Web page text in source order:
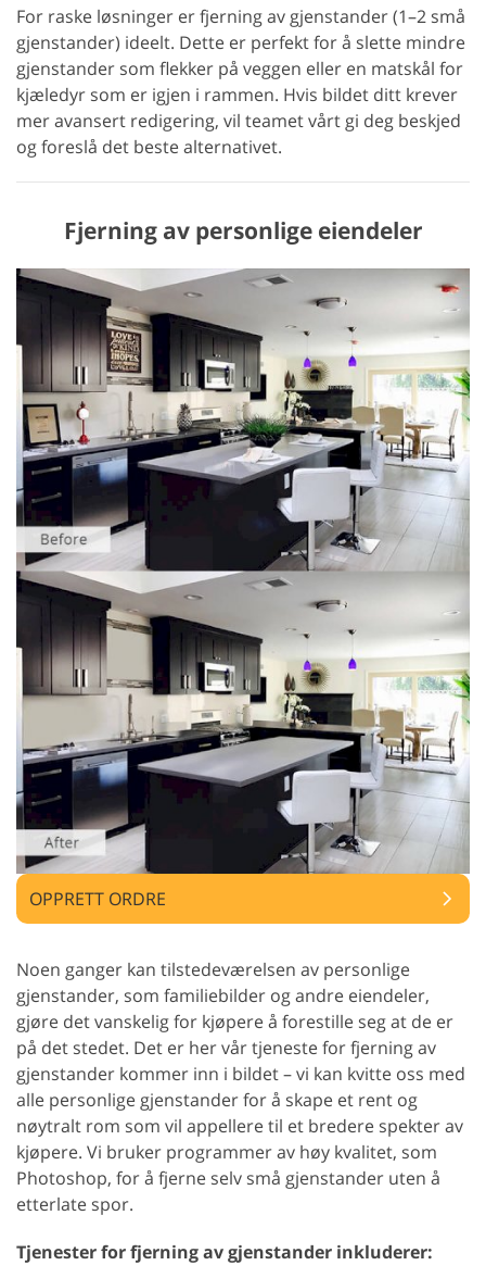
For raske løsninger er fjerning av gjenstander (1–2 små
gjenstander) ideelt. Dette er perfekt for å slette mindre
gjenstander som flekker på veggen eller en matskål for
kjæledyr som er igjen i rammen. Hvis bildet ditt krever
mer avansert redigering, vil teamet vårt gi deg beskjed
og foreslå det beste alternativet.
Fjerning av personlige eiendeler
OPPRETT ORDRE
Noen ganger kan tilstedeværelsen av personlige
gjenstander, som familiebilder og andre eiendeler,
gjøre det vanskelig for kjøpere å forestille seg at de er
på det stedet. Det er her vår tjeneste for fjerning av
gjenstander kommer inn i bildet – vi kan kvitte oss med
alle personlige gjenstander for å skape et rent og
nøytralt rom som vil appellere til et bredere spekter av
kjøpere. Vi bruker programmer av høy kvalitet, som
Photoshop, for å fjerne selv små gjenstander uten å
etterlate spor.
Tjenester for fjerning av gjenstander inkluderer: